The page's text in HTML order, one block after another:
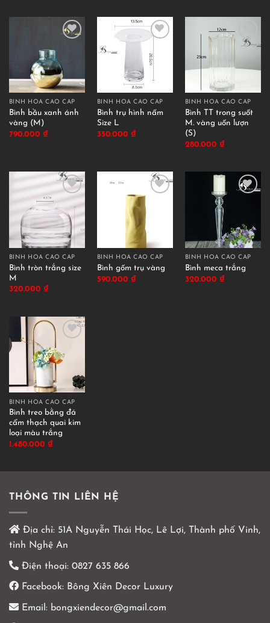
BÌNH HOA CAO CẤP
Bình bầu xanh ánh
vàng (M)
790.000 ₫
BÌNH HOA CAO CẤP
Bình trụ hình nấm
Size L
350.000 ₫
BÌNH HOA CAO CẤP
Bình TT trong suốt
M. vàng uốn lượn
(S)
280.000 ₫
BÌNH HOA CAO CẤP
Bình tròn trắng size
M
320.000 ₫
BÌNH HOA CAO CẤP
Bình gốm trụ vàng
590.000 ₫
BÌNH HOA CAO CẤP
Bình meca trắng
320.000 ₫
BÌNH HOA CAO CẤP
Bình treo bằng đá
cẩm thạch quai kim
loại màu trắng
1.480.000 ₫
THÔNG TIN LIÊN HỆ
Địa chỉ: 51A Nguyễn Thái Học, Lê Lợi, Thành phố Vinh,
tỉnh Nghệ An
Điện thoại: 0827 635 866
Facebook: Bông Xiên Decor Luxury
Email: bongxiendecor@gmail.com